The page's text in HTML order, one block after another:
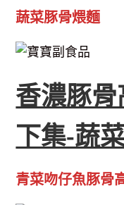
蔬菜豚骨煨麵
香濃豚
下集-蔬
青菜吻仔魚豚骨